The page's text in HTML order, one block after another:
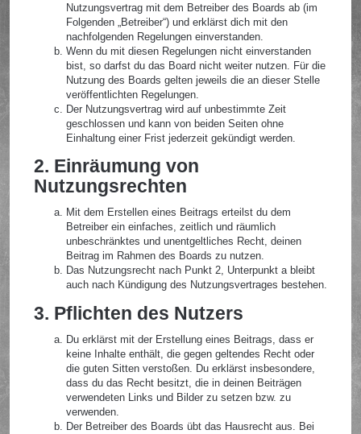
Nutzungsvertrag mit dem Betreiber des Boards ab (im
Folgenden „Betreiber“) und erklärst dich mit den
nachfolgenden Regelungen einverstanden.
Wenn du mit diesen Regelungen nicht einverstanden
bist, so darfst du das Board nicht weiter nutzen. Für die
Nutzung des Boards gelten jeweils die an dieser Stelle
veröffentlichten Regelungen.
Der Nutzungsvertrag wird auf unbestimmte Zeit
geschlossen und kann von beiden Seiten ohne
Einhaltung einer Frist jederzeit gekündigt werden.
2. Einräumung von
Nutzungsrechten
Mit dem Erstellen eines Beitrags erteilst du dem
Betreiber ein einfaches, zeitlich und räumlich
unbeschränktes und unentgeltliches Recht, deinen
Beitrag im Rahmen des Boards zu nutzen.
Das Nutzungsrecht nach Punkt 2, Unterpunkt a bleibt
auch nach Kündigung des Nutzungsvertrages bestehen.
3. Pflichten des Nutzers
Du erklärst mit der Erstellung eines Beitrags, dass er
keine Inhalte enthält, die gegen geltendes Recht oder
die guten Sitten verstoßen. Du erklärst insbesondere,
dass du das Recht besitzt, die in deinen Beiträgen
verwendeten Links und Bilder zu setzen bzw. zu
verwenden.
Der Betreiber des Boards übt das Hausrecht aus. Bei